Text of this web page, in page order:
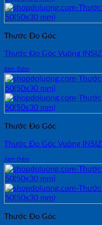
Thước Đo Góc
Thước Đo Góc Vuông
Xem thêm
Thước Đo Góc
Thước Đo Góc Vuông
Xem thêm
Thước Đo Góc